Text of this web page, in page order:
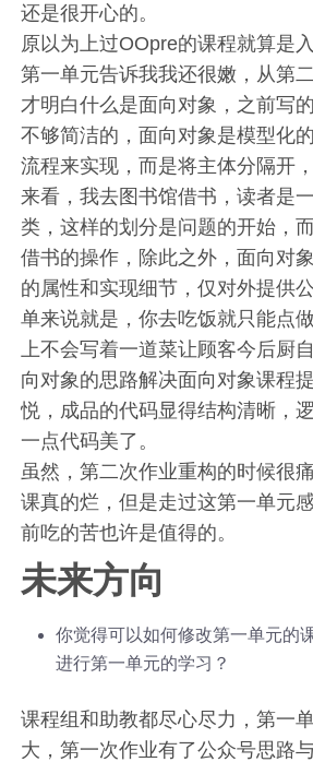
还是很开心的。
原以为上过OOpre的课程就算是
第一单元告诉我我还很嫩，从第
才明白什么是面向对象，之前写
不够简洁的，面向对象是模型化
流程来实现，而是将主体分隔开
来看，我去图书馆借书，读者是
类，这样的划分是问题的开始，
借书的操作，除此之外，面向对
的属性和实现细节，仅对外提供
单来说就是，你去吃饭就只能点
上不会写着一道菜让顾客今后厨
向对象的思路解决面向对象课程
悦，成品的代码显得结构清晰，
一点代码美了。
虽然，第二次作业重构的时候很
课真的烂，但是走过这第一单元
前吃的苦也许是值得的。
未来方向
你觉得可以如何修改第一单元的
进行第一单元的学习？
课程组和助教都尽心尽力，第一
大，第一次作业有了公众号思路